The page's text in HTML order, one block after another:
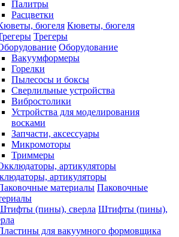
Палитры
Расцветки
Кюветы, бюгеля
Трегеры
Оборудование
Вакуумформеры
Горелки
Пылесосы и боксы
Сверлильные устройства
Вибростолики
Устройства для моделирования
восками
Запчасти, аксессуары
Микромоторы
Триммеры
артикуляторы
Паковочные
Штифты (пины),